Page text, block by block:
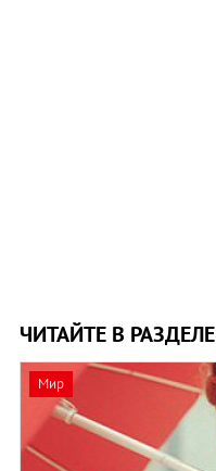
ЧИТАЙТЕ В РАЗДЕЛЕ
Мир